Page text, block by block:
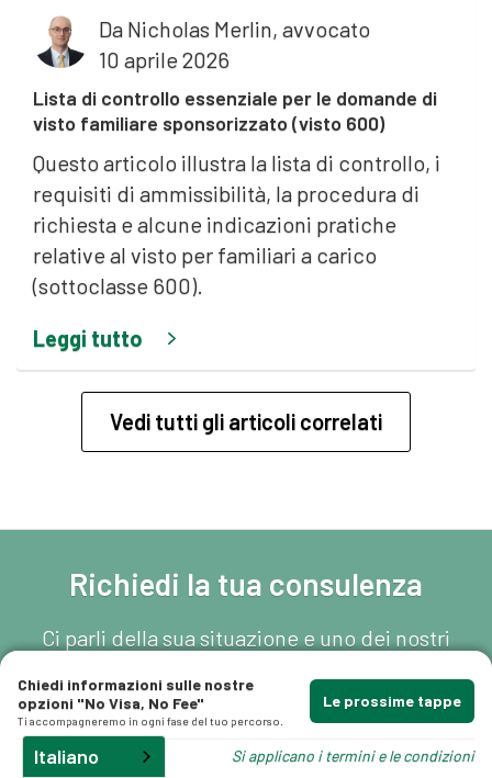
Da Nicholas Merlin, avvocato
10 aprile 2026
Lista di controllo essenziale per le domande di
visto familiare sponsorizzato (visto 600)
Questo articolo illustra la lista di controllo, i
requisiti di ammissibilità, la procedura di
richiesta e alcune indicazioni pratiche
relative al visto per familiari a carico
(sottoclasse 600).
Leggi tutto
Vedi tutti gli articoli correlati
Richiedi la tua consulenza
Ci parli della sua situazione e uno dei nostri
contatterà al più presto.
Chiedi informazioni sulle nostre
opzioni "No Visa, No Fee"
Ti accompagneremo in ogni fase del tuo percorso.
Le prossime tappe
Si applicano i termini e le condizioni
Italiano